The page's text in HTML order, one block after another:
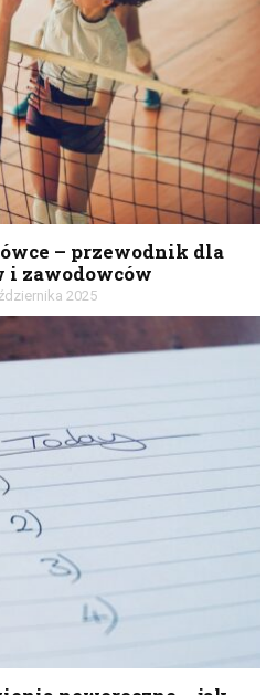
– przewodnik dla
i zawodowców
2025